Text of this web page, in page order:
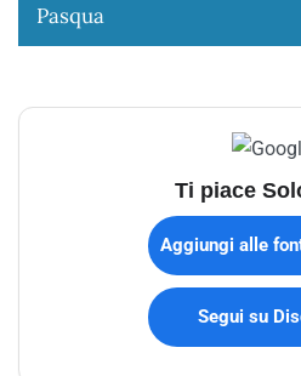
Pasqua
Ti piace
Aggiungi alle
Segui su